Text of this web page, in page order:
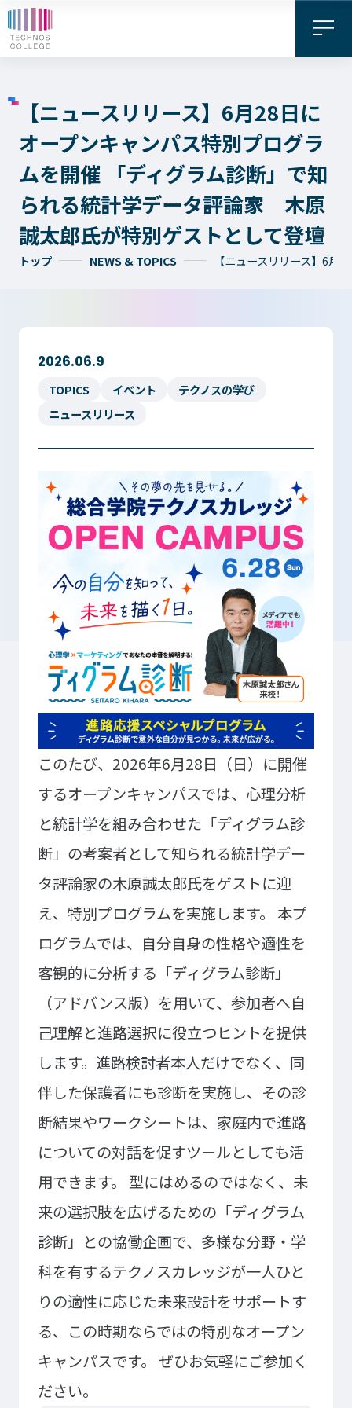
WEB出願 お問い合わせ
資料請求・
デジタル
入学検討中の
皆さまへ
在学生の
皆さまへ
卒業生の
皆さまへ
企業の
皆さまへ
地域の
皆さまへ
テクノスカレッジの学びの特長
卒後ビジョン
4つの学びのプラン
大学コース
TECHNOSゼミ
グローバルラーニング
ビジネスパーク
学院のご紹介
建学の精神・学院長挨拶
教育方針
沿革（学院の歴史）
アクセス
動画で見るテクノスカレッ
ジ
学科一覧
WEBエントリー・WEB出願 情報公開・シラバス
東京工学院専門学校
コンサート・イベント科
ミュージック科
声優・演劇科
ゲームクリエーター科
アニメ・マンガ科
デザイン科
スポーツビジネス科
こども科
建築学科
電気電子学科
航空学科
法律情報科
ビジネス情報科
公務員科
研究科
東京エアトラベル・ホテル専門学校
英語キャリア科
ホテル科
ブライダル科
エアラインサービス科
観光・ツーリズム科
鉄道交通科
キャリア支援
卒業生の紹介 キャリアセンター
キャンパスライフ
【ニュースリリース】6月28日に
オープンキャンパス特別プログラ
ムを開催 「ディグラム診断」で知
られる統計学データ評論家 木原
誠太郎氏が特別ゲストとして登壇
トップ NEWS & TOPICS 【ニュースリリース】6
2026.06.9
TOPICS イベント
テクノスの学び
ニュースリリース
このたび、2026年6月28日（日）に開催
するオープンキャンパスでは、心理分析
と統計学を組み合わせた「ディグラム診
断」の考案者として知られる統計学デー
タ評論家の木原誠太郎氏をゲストに迎
え、特別プログラムを実施します。
本プ
ログラムでは、自分自身の性格や適性を
客観的に分析する「ディグラム診断」
（アドバンス版）を用いて、参加者へ自
己理解と進路選択に役立つヒントを提供
します。進路検討者本人だけでなく、同
伴した保護者にも診断を実施し、その診
断結果やワークシートは、家庭内で進路
についての対話を促すツールとしても活
用できます。
型にはめるのではなく、未
来の選択肢を広げるための「ディグラム
診断」との協働企画で、多様な分野・学
科を有するテクノスカレッジが一人ひと
りの適性に応じた未来設計をサポートす
る、この時期ならではの特別なオープン
キャンパスです。 ぜひお気軽にご参加く
ださい。